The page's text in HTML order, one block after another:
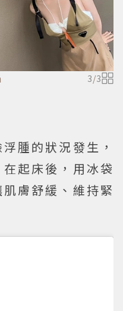
3/3
腫的狀況發生，
起床後，用冰袋
膚舒緩、維持緊